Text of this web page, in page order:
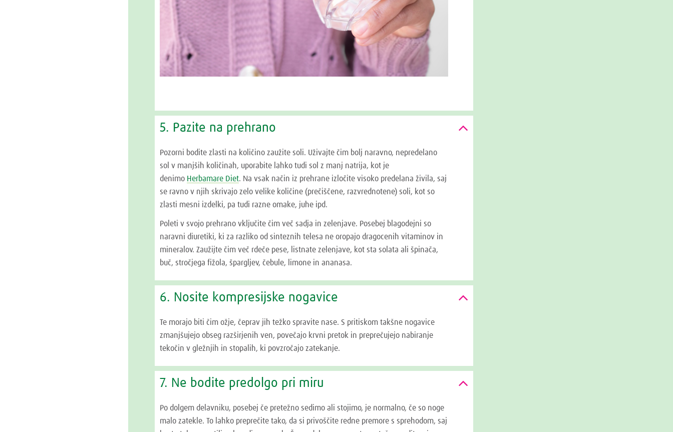
5. Pazite na prehrano
Pozorni bodite zlasti na količino zaužite soli. Uživajte čim bolj naravno, nepredelano
sol v manjših količinah, uporabite lahko tudi sol z manj natrija, kot je
denimo Herbamare Diet. Na vsak način iz prehrane izločite visoko predelana živila, saj
se ravno v njih skrivajo zelo velike količine (prečiščene, razvrednotene) soli, kot so
zlasti mesni izdelki, pa tudi razne omake, juhe ipd.
Poleti v svojo prehrano vključite čim več sadja in zelenjave. Posebej blagodejni so
naravni diuretiki, ki za razliko od sinteznih telesa ne oropajo dragocenih vitaminov in
mineralov. Zaužijte čim več rdeče pese, listnate zelenjave, kot sta solata ali špinača,
buč, stročjega fižola, špargljev, čebule, limone in ananasa.
6. Nosite kompresijske nogavice
Te morajo biti čim ožje, čeprav jih težko spravite nase. S pritiskom takšne nogavice
zmanjšujejo obseg razširjenih ven, povečajo krvni pretok in preprečujejo nabiranje
tekočin v gležnjih in stopalih, ki povzročajo zatekanje.
7. Ne bodite predolgo pri miru
Po dolgem delavniku, posebej če pretežno sedimo ali stojimo, je normalno, če so noge
malo zatekle. To lahko preprečite tako, da si privoščite redne premore s sprehodom, saj